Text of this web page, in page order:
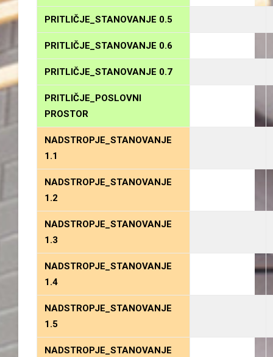
PRITLIČJE_STANOVANJE 0.5
PRITLIČJE_STANOVANJE 0.6
PRITLIČJE_STANOVANJE 0.7
PRITLIČJE_POSLOVNI
PROSTOR
NADSTROPJE_STANOVANJE
1.1
NADSTROPJE_STANOVANJE
1.2
NADSTROPJE_STANOVANJE
1.3
NADSTROPJE_STANOVANJE
1.4
NADSTROPJE_STANOVANJE
1.5
NADSTROPJE_STANOVANJE